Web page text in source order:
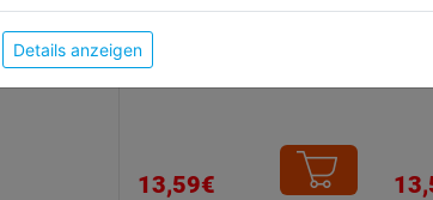
Maurermeißel 200mm
13,59€
Details anzeigen